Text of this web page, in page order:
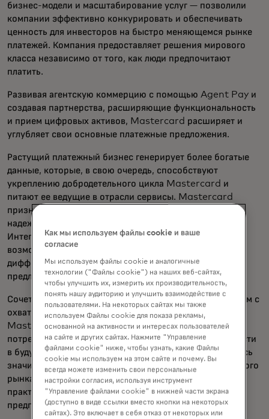
бизнес-модели и масштабирование услуг — позволили
компании эффективно конкурировать и обеспечивать
ценность для инвесторов на быстро меняющемся рынке
платежей. Компания предоставляет решения мирового
класса независимо от того, как люди предпочитают
платить.
Развивая агентскую коммерцию с помощью Agent Pay и
создавая партнерства, расширяющие функциональность
и прием цифровых активов, Mastercard расширяет и
углубляет свои основные платежные предложения.
Растущий платежный бизнес генерирует более богатые
данные, которые, в свою очередь, способствуют
укреплению добродетельного цикла Mastercard и
питают ее ведущие в отрасли сервисы. Mastercard
признана лидером в области кибербезопасности и
надежным партнером в защите цифровой экосистемы.
Интеграция опыта компании Recorded Future и ее
возможностей по анализу угроз является примером
дифференцированных решений, которые Mastercard
предлагает широкому кругу клиентов и пользователей.
Сочетая твердую приверженность местным отношениям с
охватом и масштабом своей глобальной сети,
Mastercard строит путь, который удовлетворяет
потребности клиентов сегодня и открывает возможности
в будущем. В прошлом году Mastercard также добилась
значительного прогресса в обслуживании коммерческого
рынка, уделяя особое внимание удовлетворению
практических потребностей малых и средних
предприятий.
Как мы используем файлы cookie и ваше
согласие
Мы используем файлы cookie и аналогичные
технологии ("Файлы cookie") на наших веб-сайтах,
чтобы улучшить их, измерить их производительность,
понять нашу аудиторию и улучшить взаимодействие с
пользователями. На некоторых сайтах мы также
используем Файлы cookie для показа рекламы,
основанной на активности и интересах пользователей
на сайте и других сайтах. Нажмите "Управление
файлами cookie" ниже, чтобы узнать, какие Файлы
cookie мы используем на этом сайте и почему. Вы
всегда можете изменить свои персональные
настройки согласия, используя инструмент
"Управление файлами cookie" в нижней части экрана
(доступно в виде ссылки вместо кнопки на некоторых
сайтах). Это включает в себя отказ от некоторых или